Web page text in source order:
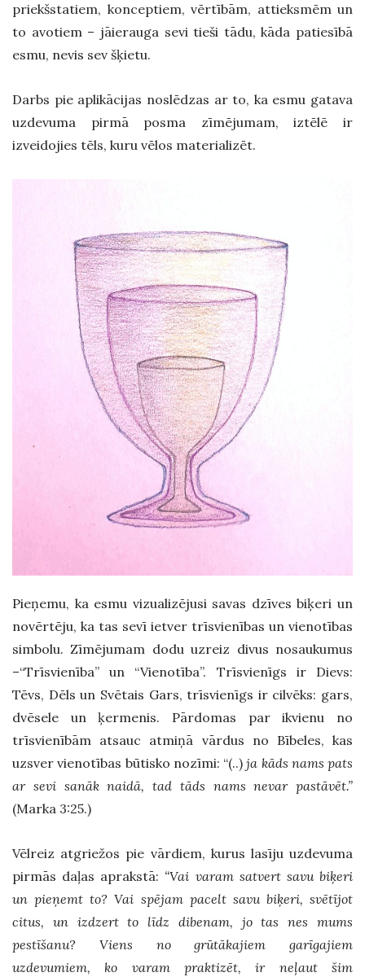
priekšstatiem, konceptiem, vērtībām, attieksmēm un
to avotiem – jāierauga sevi tieši tādu, kāda patiesībā
esmu, nevis sev šķietu.
Darbs pie aplikācijas noslēdzas ar to, ka esmu gatava
uzdevuma pirmā posma zīmējumam, iztēlē ir
izveidojies tēls, kuru vēlos materializēt.
Pieņemu, ka esmu vizualizējusi savas dzīves biķeri un
novērtēju, ka tas sevī ietver trīsvienības un vienotības
simbolu. Zīmējumam dodu uzreiz divus nosaukumus
–“Trīsvienība” un “Vienotība”. Trīsvienīgs ir Dievs:
Tēvs, Dēls un Svētais Gars, trīsvienīgs ir cilvēks: gars,
dvēsele un ķermenis. Pārdomas par ikvienu no
trīsvienībām atsauc atmiņā vārdus no Bībeles, kas
uzsver vienotības būtisko nozīmi: “(..) ja kāds nams pats
ar sevi sanāk naidā, tad tāds nams nevar pastāvēt.”
(Marka 3:25.)
Vēlreiz atgriežos pie vārdiem, kurus lasīju uzdevuma
pirmās daļas aprakstā: “Vai varam satvert savu biķeri
un pieņemt to? Vai spējam pacelt savu biķeri, svētījot
citus, un izdzert to līdz dibenam, jo tas nes mums
pestīšanu? Viens no grūtākajiem garīgajiem
uzdevumiem, ko varam praktizēt, ir neļaut šim